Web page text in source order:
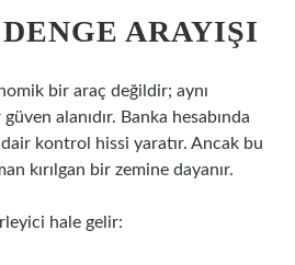
ARAYIŞI
bir araç değildir; aynı
alanıdır. Banka hesabında
kontrol hissi yaratır. Ancak bu
kırılgan bir zemine dayanır.
hale gelir: